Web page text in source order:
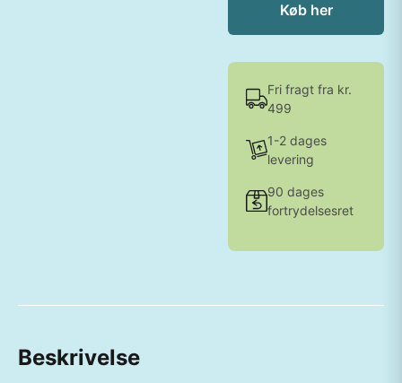
Køb her
Fri fragt fra kr.
499
1-2 dages
levering
90 dages
fortrydelsesret
Beskrivelse